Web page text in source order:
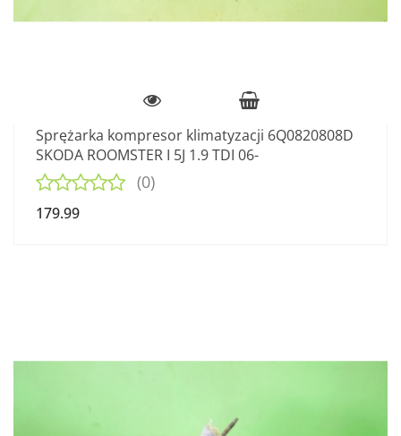
Sprężarka kompresor klimatyzacji 6Q0820808D
SKODA ROOMSTER I 5J 1.9 TDI 06-
(0)
179.99